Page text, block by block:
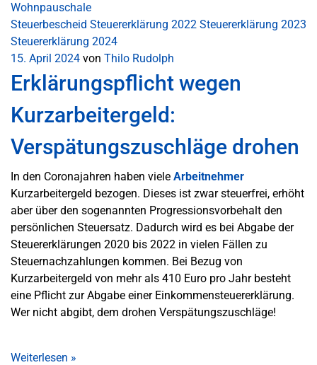
Wohnpauschale
Steuerbescheid Steuererklärung 2022 Steuererklärung 2023
Steuererklärung 2024
15. April 2024 von Thilo Rudolph
Erklärungspflicht wegen
Kurzarbeitergeld:
Verspätungszuschläge drohen
In den Coronajahren haben viele Arbeitnehmer
Kurzarbeitergeld bezogen. Dieses ist zwar steuerfrei, erhöht
aber über den sogenannten Progressionsvorbehalt den
persönlichen Steuersatz. Dadurch wird es bei Abgabe der
Steuererklärungen 2020 bis 2022 in vielen Fällen zu
Steuernachzahlungen kommen. Bei Bezug von
Kurzarbeitergeld von mehr als 410 Euro pro Jahr besteht
eine Pflicht zur Abgabe einer Einkommensteuererklärung.
Wer nicht abgibt, dem drohen Verspätungszuschläge!
Weiterlesen »